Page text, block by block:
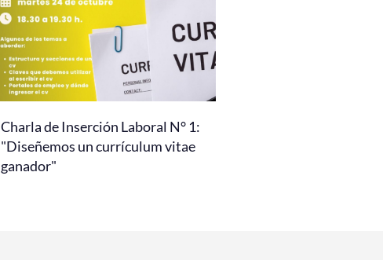
Charla de Inserción Laboral N° 1:
"Diseñemos un currículum vitae
ganador"